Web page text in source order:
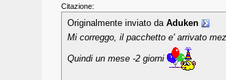
Citazione:
Originalmente inviato da Aduken
Mi correggo, il pacchetto e' arrivato
Quindi un mese -2 giorni